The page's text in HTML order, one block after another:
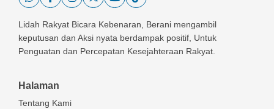
Lidah Rakyat Bicara Kebenaran, Berani mengambil
keputusan dan Aksi nyata berdampak positif, Untuk
Penguatan dan Percepatan Kesejahteraan Rakyat.
Halaman
Tentang Kami